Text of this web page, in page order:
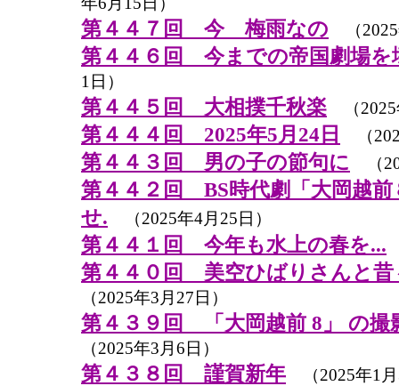
第４４７回 今 梅雨なの （2025
第４４６回 今までの帝国劇場を
1日）
第４４５回 大相撲千秋楽 （2025
第４４４回 2025年5月24日 （
第４４３回 男の子の節句に （
第４４２回 BS時代劇「大岡越前
せ. （2025年4月25日）
第４４１回 今年も水上の春を...
第４４０回 美空ひばりさんと昔
（2025年3月27日）
第４３９回 「大岡越前 8」 の撮
（2025年3月6日）
第４３８回 謹賀新年 （2025年1